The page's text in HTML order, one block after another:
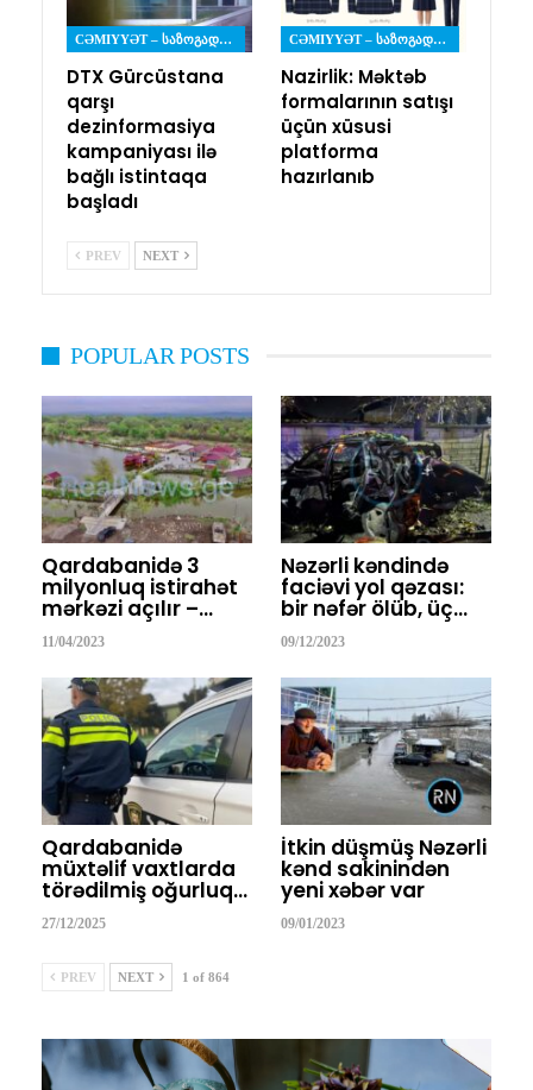
CƏMIYYƏT – ᲡᲐᲖᲝᲒᲐᲓᲝᲔᲑᲐ
DTX Gürcüstana
qarşı
dezinformasiya
kampaniyası ilə
bağlı istintaqa
başladı
CƏMIYYƏT – ᲡᲐᲖᲝᲒᲐᲓᲝᲔᲑᲐ
Nazirlik: Məktəb
formalarının satışı
üçün xüsusi
platforma
hazırlanıb
PREV NEXT
POPULAR POSTS
Qardabanidə 3
milyonluq istirahət
mərkəzi açılır –…
11/04/2023
Nəzərli kəndində
faciəvi yol qəzası:
bir nəfər ölüb, üç…
09/12/2023
Qardabanidə
müxtəlif vaxtlarda
törədilmiş oğurluq…
27/12/2025
İtkin düşmüş Nəzərli
kənd sakinindən
yeni xəbər var
09/01/2023
PREV NEXT 1 of 864